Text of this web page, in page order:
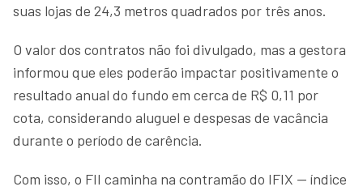
suas lojas de 24,3 metros quadrados por três anos.
O valor dos contratos não foi divulgado, mas a gestora
informou que eles poderão impactar positivamente o
resultado anual do fundo em cerca de R$ 0,11 por
cota, considerando aluguel e despesas de vacância
durante o período de carência.
Com isso, o FII caminha na contramão do IFIX — índice